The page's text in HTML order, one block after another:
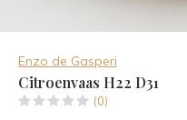
Enzo de Gasperi
Citroenvaas H22 D31
(0)